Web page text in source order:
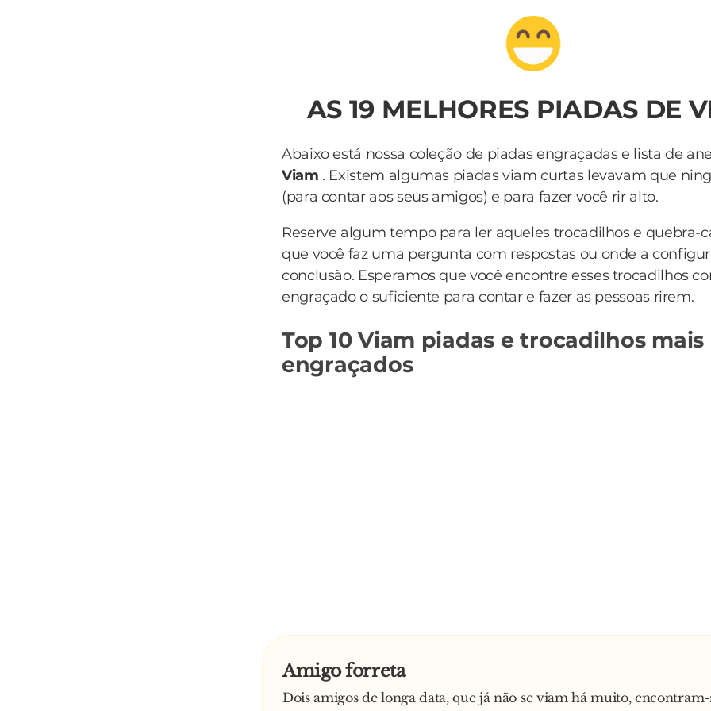
AS 19 MELHORES PIADAS DE
Abaixo está nossa coleção de piadas engraçadas e lista de
Viam . Existem algumas piadas viam curtas levavam que
(para contar aos seus amigos) e para fazer você rir alto.
Reserve algum tempo para ler aqueles trocadilhos e quebra-
que você faz uma pergunta com respostas ou onde a
conclusão. Esperamos que você encontre esses trocadilhos
engraçado o suficiente para contar e fazer as pessoas rirem.
Top 10 Viam piadas e trocadilhos mais
engraçados
Amigo forreta
Dois amigos de longa data, que já não se viam há muito, encontram-